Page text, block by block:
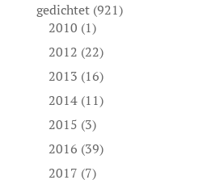
gedichtet(921)
2010 (1)
2012 (22)
2013 (16)
2014(11)
2015 (3)
2016 (39)
2017 (7)